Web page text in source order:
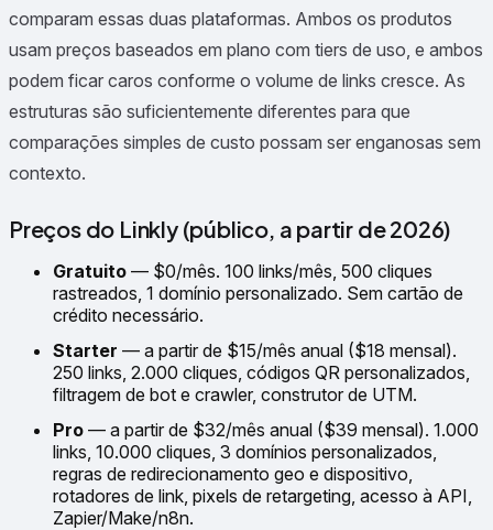
comparam essas duas plataformas. Ambos os produtos
usam preços baseados em plano com tiers de uso, e ambos
podem ficar caros conforme o volume de links cresce. As
estruturas são suficientemente diferentes para que
comparações simples de custo possam ser enganosas sem
contexto.
Preços do Linkly (público, a partir de 2026)
Gratuito — $0/mês. 100 links/mês, 500 cliques
rastreados, 1 domínio personalizado. Sem cartão de
crédito necessário.
Starter — a partir de $15/mês anual ($18 mensal).
250 links, 2.000 cliques, códigos QR personalizados,
filtragem de bot e crawler, construtor de UTM.
Pro — a partir de $32/mês anual ($39 mensal). 1.000
links, 10.000 cliques, 3 domínios personalizados,
regras de redirecionamento geo e dispositivo,
rotadores de link, pixels de retargeting, acesso à API,
Zapier/Make/n8n.